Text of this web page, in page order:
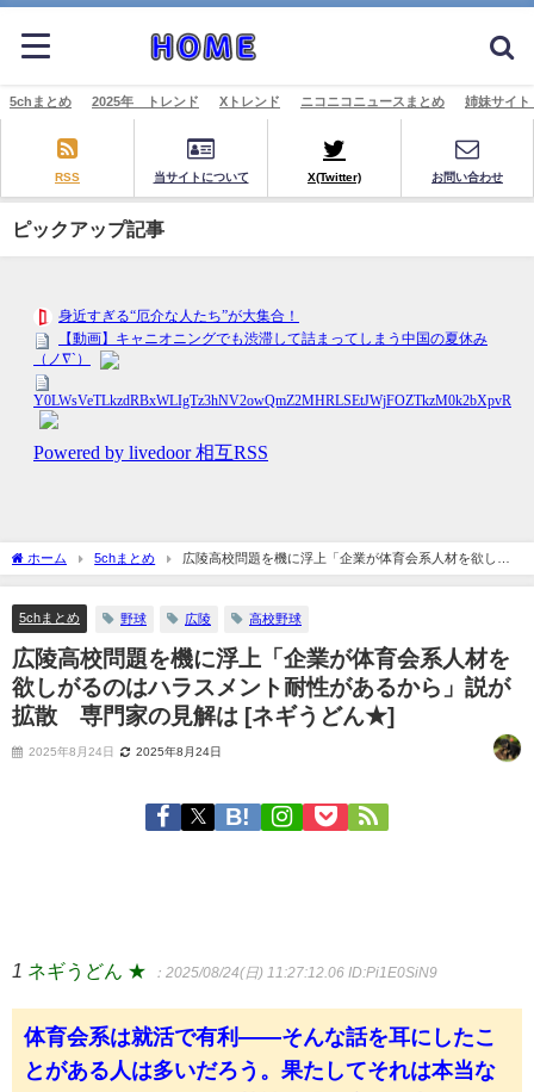
5chまとめ 2025年 トレンド Xトレンド ニコニコニュースまとめ 姉妹サイ
RSS 当サイトについて X(Twitter) お問い合わせ
ピックアップ記事
ホーム 5chまとめ
広陵高校問題を機に浮上「企業が体育会系人材を欲しが
るのはハラスメント耐性があるから」説が拡散 専門家の見解は [ネギうどん★]
5chまとめ 野球 広陵 高校野球
広陵高校問題を機に浮上「企業が体育会系人材を
欲しがるのはハラスメント耐性があるから」説が
拡散 専門家の見解は [ネギうどん★]
2025年8月24日 2025年8月24日
1 ネギうどん ★ ：2025/08/24(日) 11:27:12.06 ID:Pi1E0SiN9
体育会系は就活で有利——そんな話を耳にしたこ
とがある人は多いだろう。果たしてそれは本当な